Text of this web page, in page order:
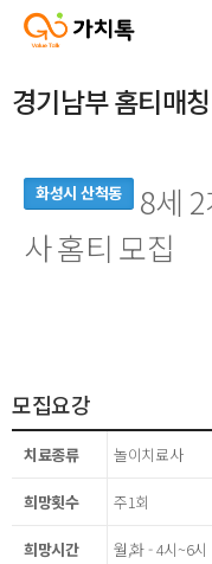
경기남부 홈티매칭
화성시 산척동
8세
사 홈티 모집
모집요강
치료종류 놀이치료사
희망횟수 주1회
희망시간 월,화 - 4시~6시